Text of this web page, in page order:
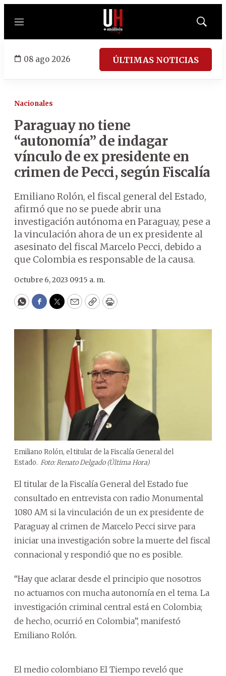
Menú
Mostrar
08 ago 2026 ÚLTIMAS NOTICIAS
Nacionales
Paraguay no tiene
“autonomía” de indagar
vínculo de ex presidente en
crimen de Pecci, según Fiscalía
Emiliano Rolón, el fiscal general del Estado,
afirmó que no se puede abrir una
investigación autónoma en Paraguay, pese a
la vinculación ahora de un ex presidente al
asesinato del fiscal Marcelo Pecci, debido a
que Colombia es responsable de la causa.
Octubre 6, 2023 09:15 a. m.
WhatsApp
Facebook
Twitter
EmailCopyPrint
Emiliano Rolón, el titular de la Fiscalía General del
Estado. Foto: Renato Delgado (Última Hora)
El titular de la Fiscalía General del Estado fue
consultado en entrevista con radio Monumental
1080 AM si la vinculación de un ex presidente de
Paraguay al crimen de Marcelo Pecci sirve para
iniciar una investigación sobre la muerte del fiscal
connacional y respondió que no es posible.
“Hay que aclarar desde el principio que nosotros
no actuamos con mucha autonomía en el tema. La
investigación criminal central está en Colombia;
de hecho, ocurrió en Colombia”, manifestó
Emiliano Rolón.
El medio colombiano El Tiempo reveló que